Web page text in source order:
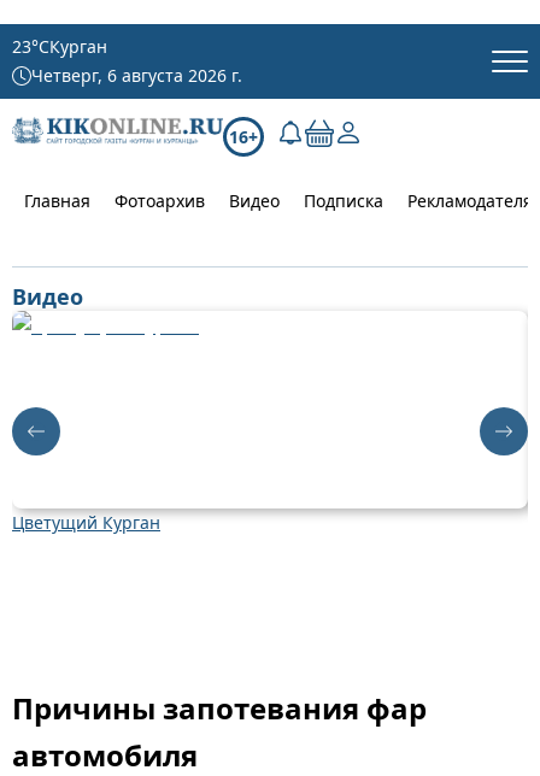
23°CКурган
Четверг, 6 августа 2026 г.
16+
Главная Фотоархив Видео Подписка
Видео
Цветущий Курган
Причины запотевания фар
автомобиля